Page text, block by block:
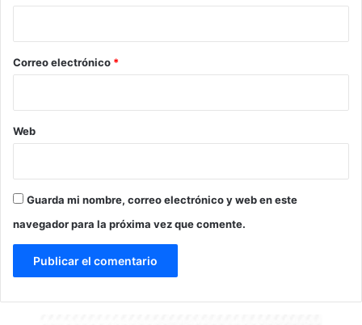
*
Correo electrónico *
Web
Guarda mi nombre, correo electrónico y web en este
navegador para la próxima vez que comente.